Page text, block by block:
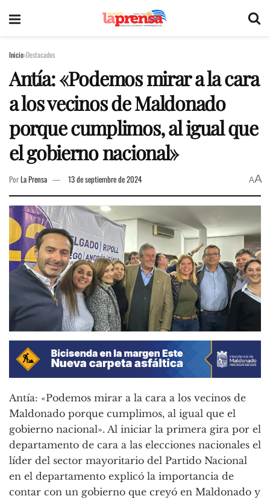
Inicio Destacados
Antía: «Podemos mirar a la cara
a los vecinos de Maldonado
porque cumplimos, al igual que
el gobierno nacional»
PorLa Prensa 13 de septiembre de 2024 AA
Antía: «Podemos mirar a la cara a los vecinos de
Maldonado porque cumplimos, al igual que el
gobierno nacional». Al iniciar la primera gira por el
departamento de cara a las elecciones nacionales el
líder del sector mayoritario del Partido Nacional
en el departamento explicó la importancia de
contar con un gobierno que creyó en Maldonado y